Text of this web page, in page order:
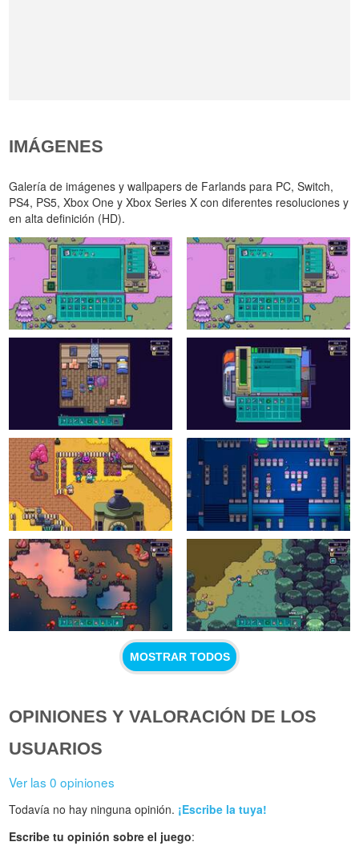
IMÁGENES
Galería de imágenes y wallpapers de Farlands para PC, Switch,
PS4, PS5, Xbox One y Xbox Series X con diferentes resoluciones y
en alta definición (HD).
MOSTRAR TODOS
OPINIONES Y VALORACIÓN DE LOS
USUARIOS
Ver las 0 opiniones
Todavía no hay ninguna opinión. ¡Escribe la tuya!
Escribe tu opinión sobre el juego: